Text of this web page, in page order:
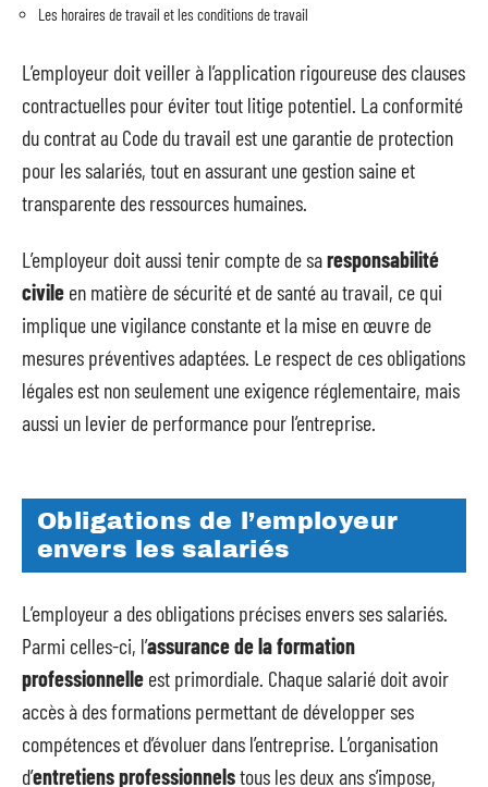
Les horaires de travail et les conditions de travail
L’employeur doit veiller à l’application rigoureuse des clauses
contractuelles pour éviter tout litige potentiel. La conformité
du contrat au Code du travail est une garantie de protection
pour les salariés, tout en assurant une gestion saine et
transparente des ressources humaines.
L’employeur doit aussi tenir compte de saresponsabilité
civile en matière de sécurité et de santé au travail, ce qui
implique une vigilance constante et la mise en œuvre de
mesures préventives adaptées. Le respect de ces obligations
légales est non seulement une exigence réglementaire, mais
aussi un levier de performance pour l’entreprise.
Obligations de l’employeur
envers les salariés
L’employeur a des obligations précises envers ses salariés.
Parmi celles-ci, l’assurance de la formation
professionnelle est primordiale. Chaque salarié doit avoir
accès à des formations permettant de développer ses
compétences et d’évoluer dans l’entreprise. L’organisation
d’entretiens professionnelstous les deux ans s’impose,